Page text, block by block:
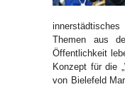
Themen aus
Öffentlichkeit
Konzept für die
von Bielefeld